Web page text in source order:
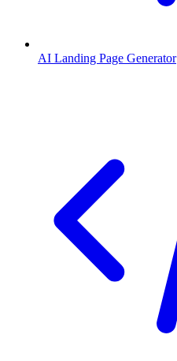
AI Landing Page Generator